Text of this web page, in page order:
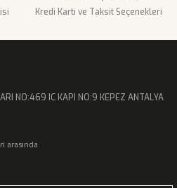
Kredi Kartı ve Taksit Seçenekleri
NO:469 IC KAPI NO:9 KEPEZ ANTALYA
arasında